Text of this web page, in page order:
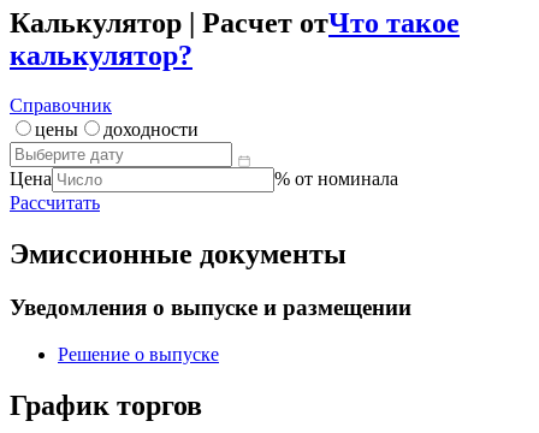
Калькулятор | Расчет отЧто такое
калькулятор?
Справочник
цены
доходности
Цена
% от номинала
Рассчитать
Эмиссионные документы
Уведомления о выпуске и размещении
Решение о выпуске
График торгов